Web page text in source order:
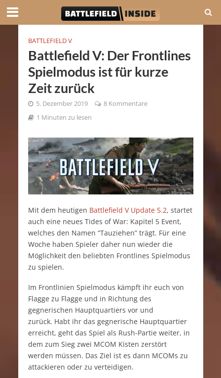
BATTLEFIELD V
Battlefield V: Der Frontlines
Spielmodus ist für kurze
Zeit zurück
5. Dezember 2019
8 Kommentare
1 Minuten zu lesen
Mit dem heutigen Battlefield V Update 5.2, startet
auch eine neues Tides of War: Kapitel 5 Event,
welches den Namen “Tauziehen” trägt. Für eine
Woche haben Spieler daher nun wieder die
Möglichkeit den beliebten Frontlines Spielmodus
zu spielen.
Im Frontlinien Spielmodus kämpft ihr euch von
Flagge zu Flagge und in Richtung des
gegnerischen Hauptquartiers vor und
zurück. Habt ihr das gegnerische Hauptquartier
erreicht, geht das Spiel als Rush-Partie weiter, in
dem zum Sieg zwei MCOM Kisten zerstört
werden müssen. Das Ziel ist es dann MCOMs zu
attackieren oder zu verteidigen.